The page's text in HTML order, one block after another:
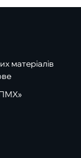
матеріалів